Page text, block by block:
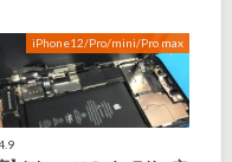
iPhone12/Pro/mini/Pro max